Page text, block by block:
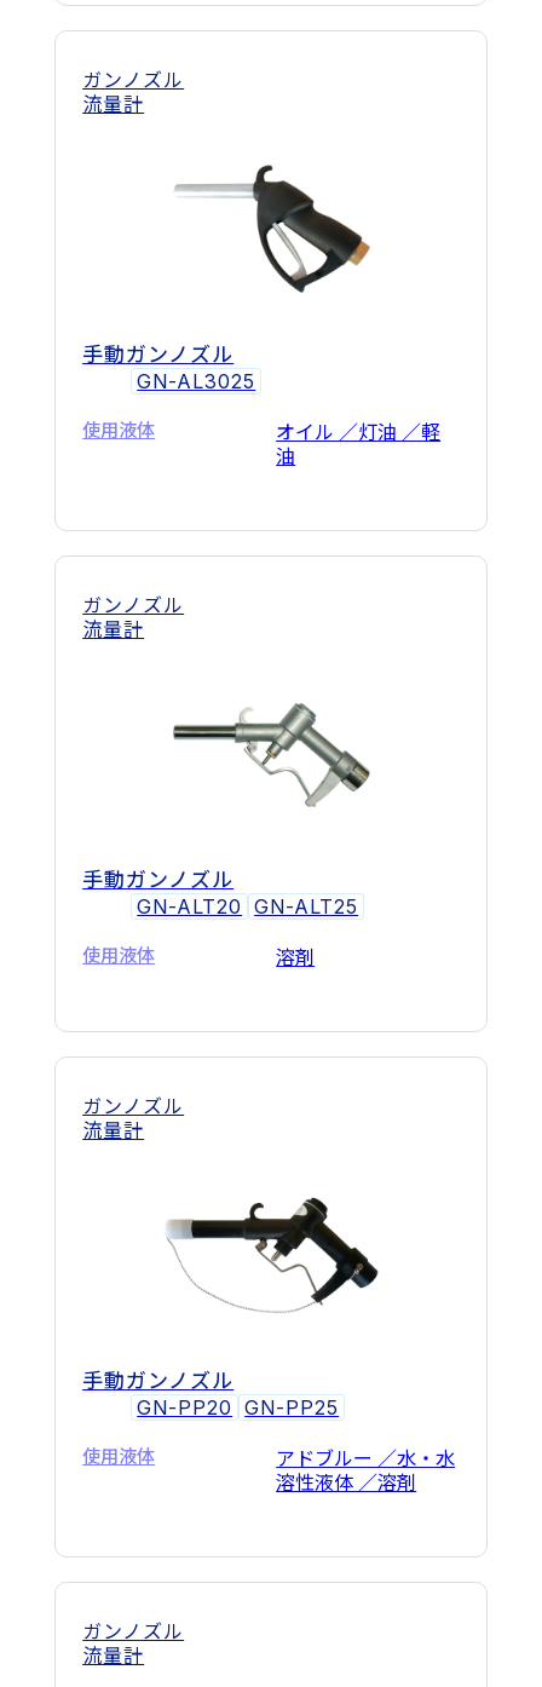
ガンノズル
流量計
手動ガンノズル
GN-AL3025
使用液体
オイル ／灯油 ／軽
油
ガンノズル
流量計
手動ガンノズル
GN-ALT20
GN-ALT25
使用液体 溶剤
ガンノズル
流量計
手動ガンノズル
GN-PP20
GN-PP25
使用液体
アドブルー ／水・水
溶性液体 ／溶剤
ガンノズル
流量計